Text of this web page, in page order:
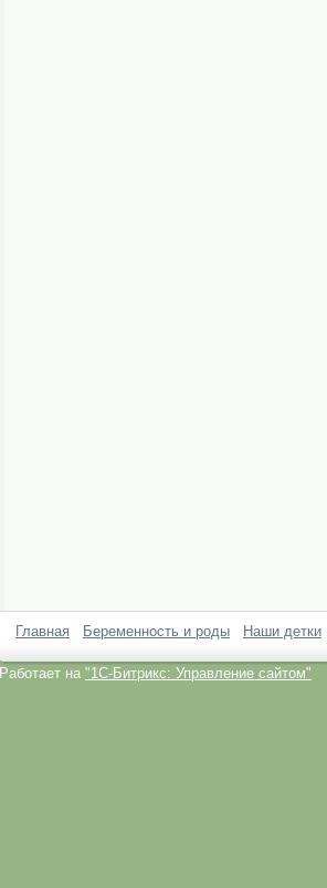
Главная Беременность и роды Наши детки
Работает на "1C-Битрикс: Управление сайтом"